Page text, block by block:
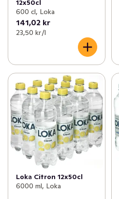
12x50cl
600 cl, Loka
141,02 kr
23,50 kr /l
Loka Citron 12x50cl
6000 ml, Loka